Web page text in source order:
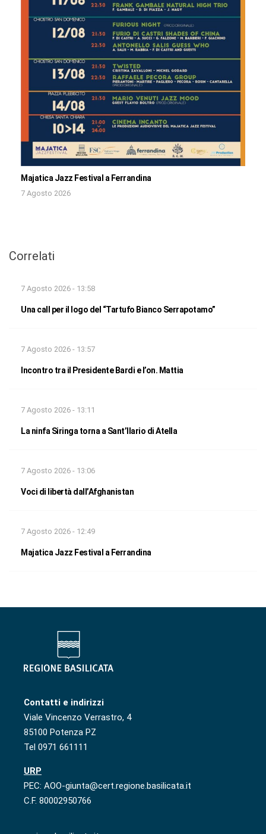
Majatica Jazz Festival a Ferrandina
7 Agosto 2026
Correlati
7 Agosto 2026 - 13:58
Una call per il logo del “Tartufo Bianco Serrapotamo”
7 Agosto 2026 - 13:57
Incontro tra il Presidente Bardi e l’on. Mattia
7 Agosto 2026 - 13:11
La ninfa Siringa torna a Sant’Ilario di Atella
7 Agosto 2026 - 13:06
Voci di libertà dall’Afghanistan
7 Agosto 2026 - 12:49
Majatica Jazz Festival a Ferrandina
Contatti e indirizzi
Viale Vincenzo Verrastro, 4
85100 Potenza PZ
Tel 0971 661111
URP
PEC: AOO-giunta@cert.regione.basilicata.it
C.F. 80002950766